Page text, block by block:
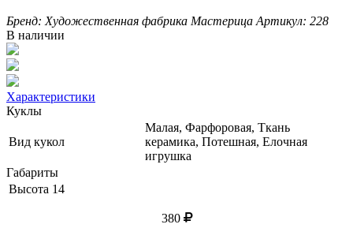
Бренд: Художественная фабрика Мастерица Артикул: 228
В наличии
Характеристики
Куклы
Вид кукол
Малая, Фарфоровая, Ткань
керамика, Потешная, Елочная
игрушка
Габариты
Высота 14
380